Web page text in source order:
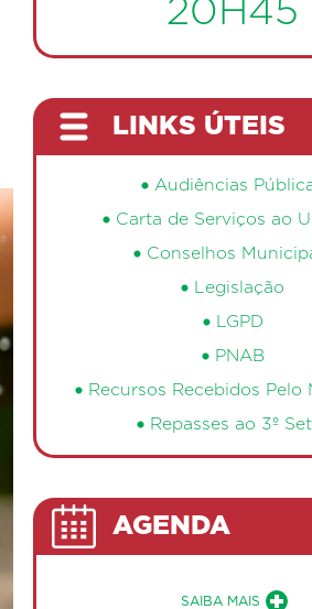
20H45
LINKS ÚTEIS
Audiências
Carta de Serviços ao
Conselhos
Legislação
LGPD
PNAB
Recursos Recebidos Pelo
Repasses ao 3º
AGENDA
SAIBA MAIS Sobre